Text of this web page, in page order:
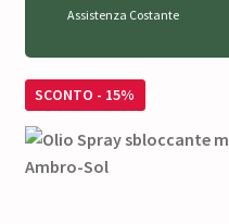
Assistenza Costante
SCONTO - 15%